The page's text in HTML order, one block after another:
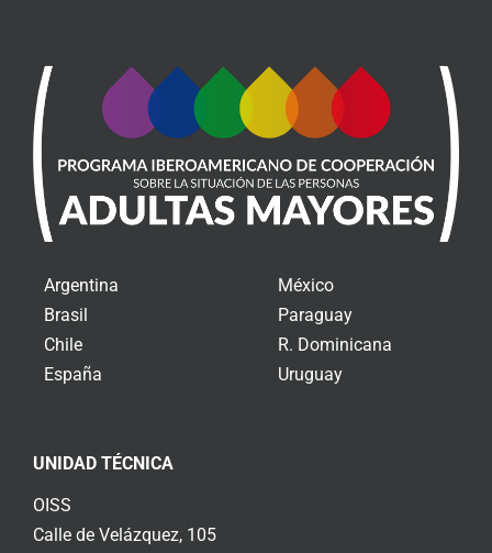
Argentina
Brasil
Chile
España
México
Paraguay
R. Dominicana
Uruguay
UNIDAD TÉCNICA
OISS
Calle de Velázquez, 105